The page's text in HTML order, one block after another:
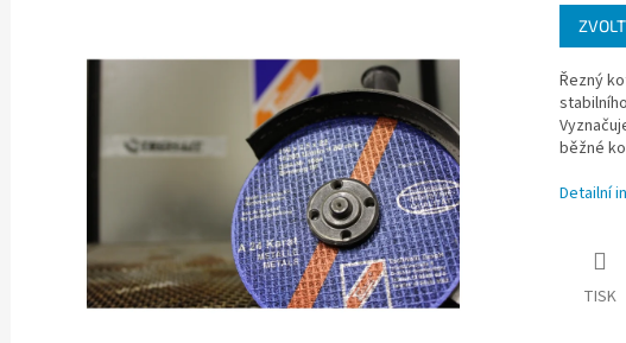
Řezný
běžné
Detailní
TISK